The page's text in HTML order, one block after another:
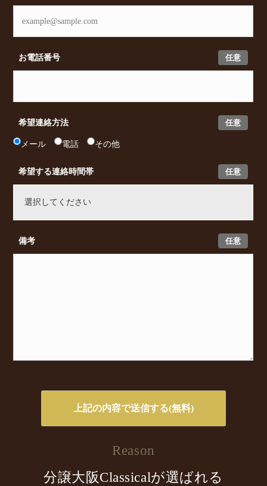
任意
お電話番号
任意
希望連絡方法
メール 電話 その他
任意
希望する連絡時間帯
任意
備考
Reason
分譲大阪Classicalが選ばれる